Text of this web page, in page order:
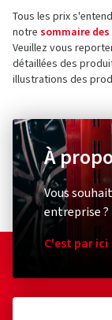
Tous les prix
notre sommaire
Veuillez vous
détaillées des
illustrations des
À
Vous
entreprise ?
C'est par ici